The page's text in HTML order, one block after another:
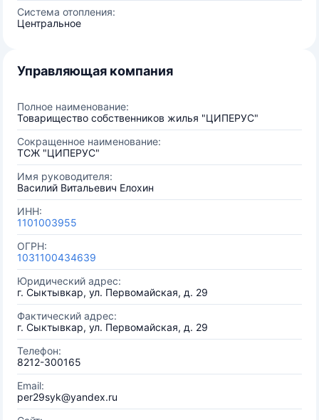
Система отопления:
Центральное
Управляющая компания
Полное наименование:
Товарищество собственников жилья "ЦИПЕРУС"
Сокращенное наименование:
ТСЖ "ЦИПЕРУС"
Имя руководителя:
Василий Витальевич Елохин
ИНН:
1101003955
ОГРН:
1031100434639
Юридический адрес:
г. Сыктывкар, ул. Первомайская, д. 29
Фактический адрес:
г. Сыктывкар, ул. Первомайская, д. 29
Телефон:
8212-300165
Email:
per29syk@yandex.ru